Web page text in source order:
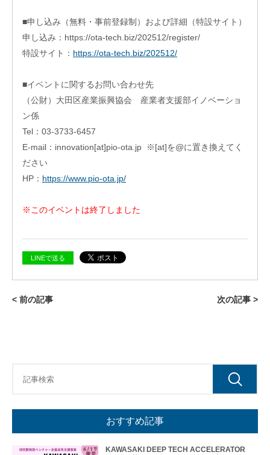
マッ
チン
グ
イノ
ベー
ショ
ンス
クー
ル
アク
セラ
ンプ
そ
の
ハ
ン
再
援
■申し込み（無料・事前登録制） および詳細（特設サイト）
申し込み：https://ota-tech.biz/202512/register/
特設サイト： https://ota-tech.biz/202512/
■イベントに関するお問い合わせ先
（公財）大田区産業振興協会 産業者支援部イノベーショ
ン係
Tel：03-3733-6457
E-mail：innovation[at]pio-ota.jp ※[at]を@に置き換えてく
ださい
HP： https://www.pio-ota.jp/
※このイベントは終了しました
LINEで送る
< 前の記事 次の記事 >
おすすめ記事
KAWASAKI DEEP TECH ACCELERATOR